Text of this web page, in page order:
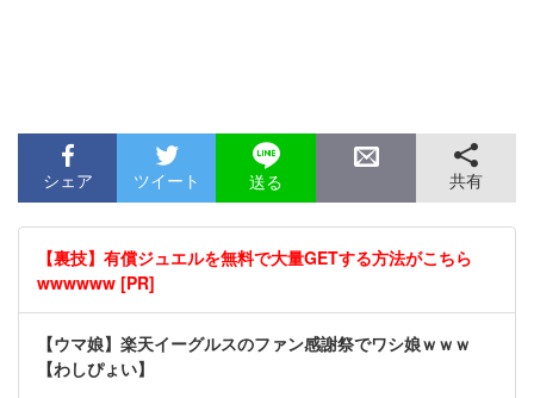
シェア ツイート 送る 共有
【裏技】有償ジュエルを無料で大量GETする方法がこちら
wwwwww [PR]
【ウマ娘】楽天イーグルスのファン感謝祭でワシ娘ｗｗｗ
【わしぴょい】